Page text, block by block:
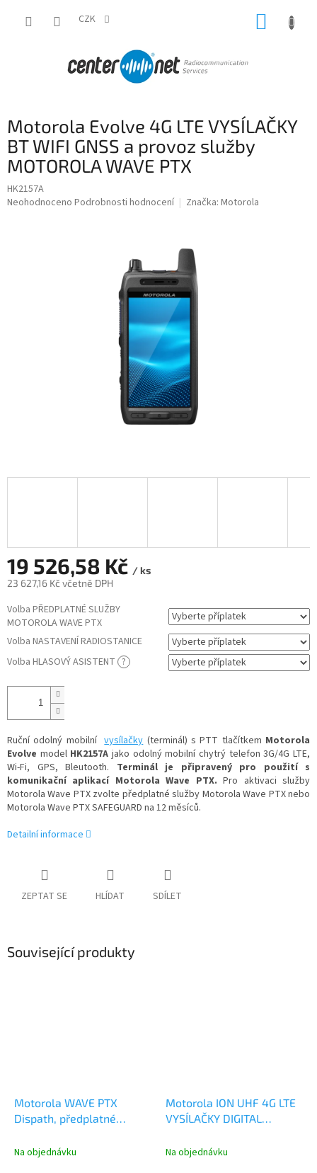
CZK
Motorola Evolve 4G LTE VYSÍLAČKY
BT WIFI GNSS a provoz služby
MOTOROLA WAVE PTX
HK2157A
Průměrné
Neohodnoceno Podrobnosti hodnocení Značka: Motorola
19 526,58 Kč / ks
23 627,16 Kč včetně DPH
Měrná
cena:
Volba PŘEDPLATNÉ SLUŽBY
MOTOROLA WAVE PTX
Volba NASTAVENÍ RADIOSTANICE
Volba HLASOVÝ ASISTENT ?
Ruční odolný mobilnívysílačky(terminál) s PTT tlačítkem Motorola
Evolve model HK2157A jako odolný mobilní chytrý telefon 3G/4G LTE,
Wi-Fi, GPS, Bleutooth. Terminál je připravený pro použití s
komunikační aplikací Motorola Wave PTX.Pro aktivaci služby
Motorola Wave PTX zvolte předplatné služby Motorola Wave PTX nebo
Motorola Wave PTX SAFEGUARD na 12 měsíců.
Detailní informace
ZEPTAT SE HLÍDAT SDÍLET
Související produkty
Motorola WAVE PTX
Dispath, předplatné
Na objednávku
Motorola ION UHF 4G LTE
VYSÍLAČKY DIGITAL
provoz služby MOTOROLA
Na objednávku